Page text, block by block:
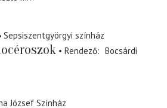
Sepsiszentgyörgyi színház
Rendező
Bocsárdi
József Színház